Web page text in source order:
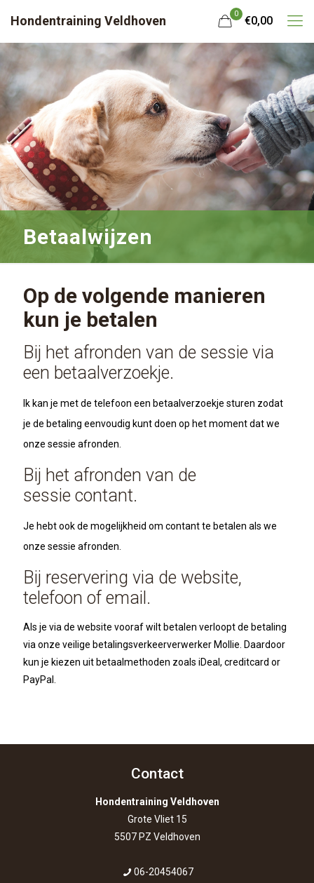
Hondentraining Veldhoven 0
€0,00
Betaalwijzen
Op de volgende manieren
kun je betalen
Bij het afronden van de sessie via
een betaalverzoekje.
Ik kan je met de telefoon een betaalverzoekje sturen zodat
je de betaling eenvoudig kunt doen op het moment dat we
onze sessie afronden.
Bij het afronden van de
sessie contant.
Je hebt ook de mogelijkheid om contant te betalen als we
onze sessie afronden.
Bij reservering via de website,
telefoon of email.
Als je via de website vooraf wilt betalen verloopt de betaling
via onze veilige betalingsverkeerverwerker Mollie. Daardoor
kun je kiezen uit betaalmethoden zoals iDeal, creditcard or
PayPal.
Contact
Hondentraining Veldhoven
Grote Vliet 15
5507 PZ Veldhoven
06-20454067